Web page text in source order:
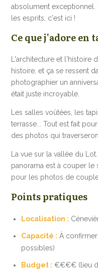
absolument exceptionnel.
les esprits, c'est ici !
Ce que j'adore en
L'architecture et l'histoire
histoire, et ça se ressent
photographier un
était juste incroyable.
Les salles voûtées, les
terrasse... Tout est fait
des photos qui
La vue sur la vallée du
panorama est à couper
pour les photos de
Points pratiques
Localisation :
Capacité : À
possibles)
Budget : €€€€ (lieu